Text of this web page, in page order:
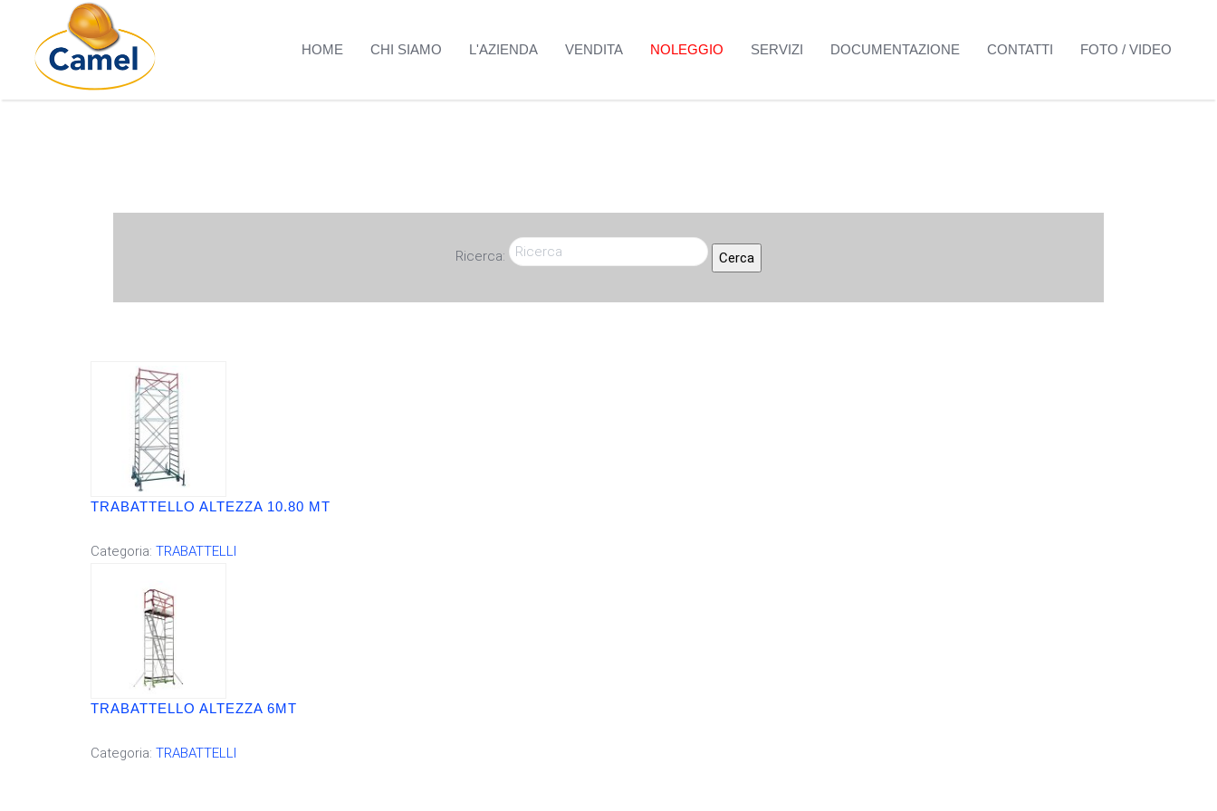
HOME CHI SIAMO L'AZIENDA VENDITA NOLEGGIO SERVIZI DOCUMENTAZIONE CONTATTI FOTO / VIDEO
Ricerca: Cerca
TRABATTELLO ALTEZZA 10.80 MT
Categoria: TRABATTELLI
TRABATTELLO ALTEZZA 6MT
Categoria: TRABATTELLI